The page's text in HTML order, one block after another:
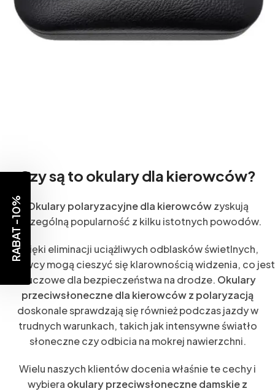
Czy są to okulary dla kierowców?
Okulary polaryzacyjne dla kierowcówzyskują
szczególną popularność z kilku istotnych powodów.
Dzięki eliminacji uciążliwych odblasków świetlnych,
kierowcy mogą cieszyć się klarownością widzenia, co jest
kluczowe dla bezpieczeństwa na drodze. Okulary
przeciwsłoneczne dla kierowców z polaryzacją
doskonale sprawdzają się również podczas jazdy w
trudnych warunkach, takich jak intensywne światło
słoneczne czy odbicia na mokrej nawierzchni.
Wielu naszych klientów docenia właśnie te cechy i
wybiera okulary przeciwsłoneczne damskie z
RABAT -10%